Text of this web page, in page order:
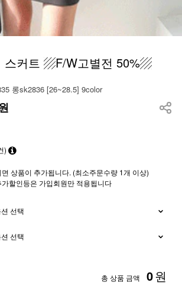
스커트 ▨F/W고별전 50%▨
롱sk2836 [26~28.5] 9color
)
상품이 추가됩니다. (최소주문수량 1개 이상)
할인등은 가입회원만 적용됩니다
총 상품 금액 0원